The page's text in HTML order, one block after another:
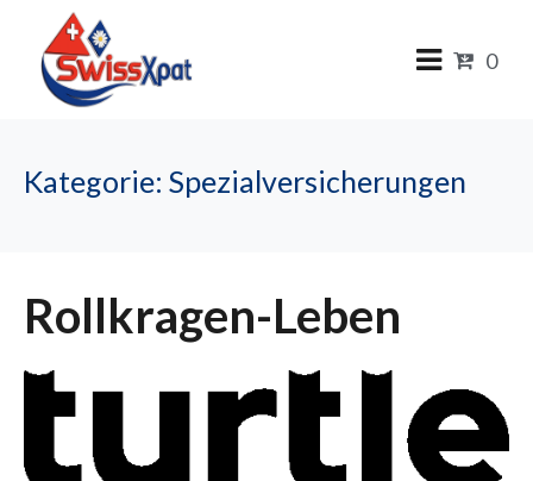
0
Kategorie: Spezialversicherungen
Rollkragen-Leben